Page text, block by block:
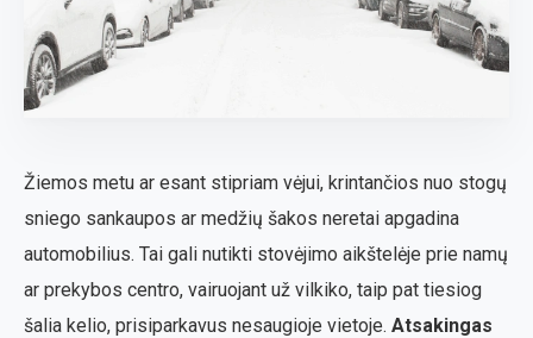
Žiemos metu ar esant stipriam vėjui, krintančios nuo stogų
sniego sankaupos ar medžių šakos neretai apgadina
automobilius. Tai gali nutikti stovėjimo aikštelėje prie namų
ar prekybos centro, vairuojant už vilkiko, taip pat tiesiog
šalia kelio, prisiparkavus nesaugioje vietoje. Atsakingas